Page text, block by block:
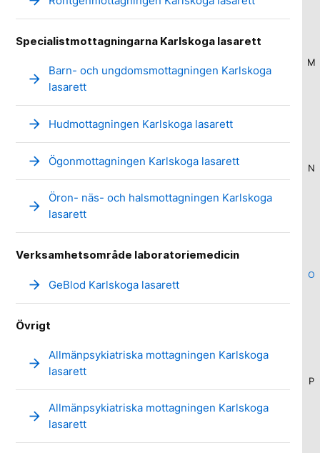
M
N
O
P
Specialistmottagningarna Karlskoga lasarett
arrow_forward
Barn- och ungdomsmottagningen Karlskoga
lasarett
arrow_forward Hudmottagningen Karlskoga lasarett
arrow_forward Ögonmottagningen Karlskoga lasarett
arrow_forward
Öron- näs- och halsmottagningen Karlskoga
lasarett
Verksamhetsområde laboratoriemedicin
arrow_forward GeBlod Karlskoga lasarett
Övrigt
arrow_forward
Allmänpsykiatriska mottagningen Karlskoga
lasarett
arrow_forward
Allmänpsykiatriska mottagningen Karlskoga
lasarett